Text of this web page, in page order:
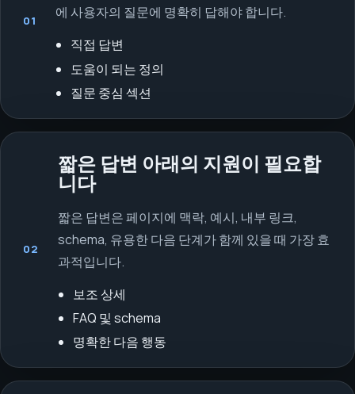
01
에 사용자의 질문에 명확히 답해야 합니다.
직접 답변
도움이 되는 정의
질문 중심 섹션
02
짧은 답변 아래의 지원이 필요합
니다
짧은 답변은 페이지에 맥락, 예시, 내부 링크,
schema, 유용한 다음 단계가 함께 있을 때 가장 효
과적입니다.
보조 상세
FAQ 및 schema
명확한 다음 행동